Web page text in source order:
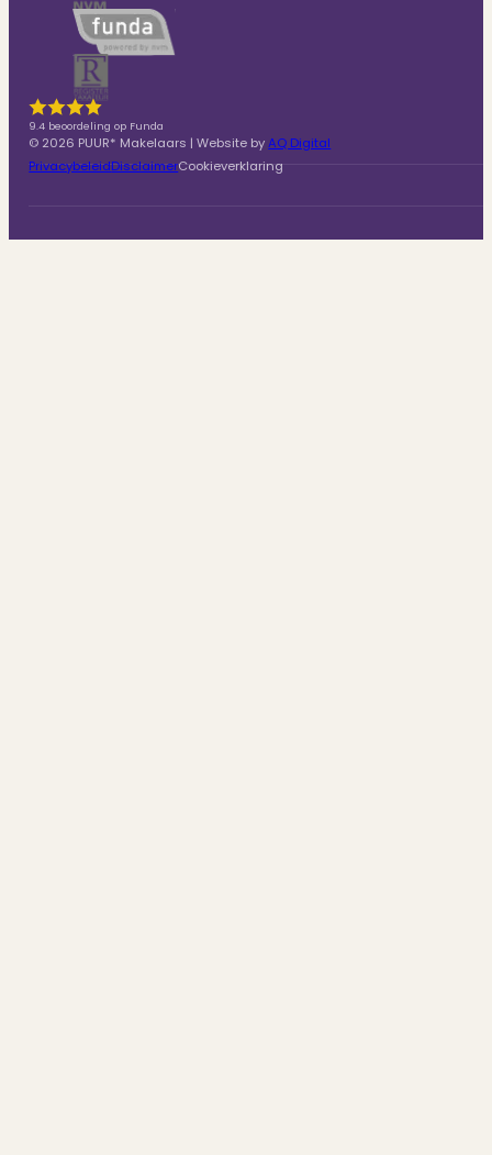
9.4 beoordeling op Funda
© 2026 PUUR* Makelaars | Website byAQ Digital
PrivacybeleidDisclaimerCookieverklaring